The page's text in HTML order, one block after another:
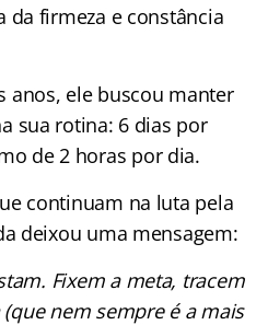
da firmeza e constância
anos, ele buscou manter
sua rotina: 6 dias por
de 2 horas por dia.
continuam na luta pela
deixou uma mensagem:
Fixem a meta, tracem
nem sempre é a mais